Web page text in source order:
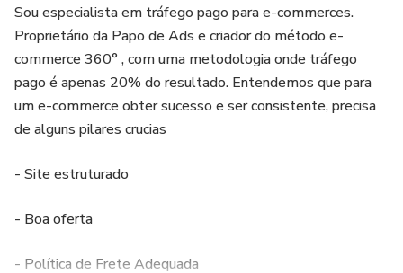
Sou especialista em tráfego pago para e-commerces.
Proprietário da Papo de Ads e criador do método e-
commerce 360° , com uma metodologia onde tráfego
pago é apenas 20% do resultado. Entendemos que para
um e-commerce obter sucesso e ser consistente, precisa
de alguns pilares crucias
- Site estruturado
- Boa oferta
- Política de Frete Adequada